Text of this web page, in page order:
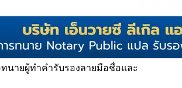
ทนายผู้ทำคำรับรองลายมือชื่อและ